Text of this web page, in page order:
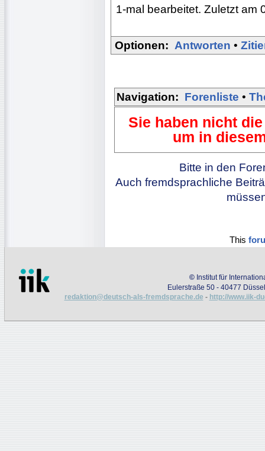
1-mal bearbeitet. Zuletzt am
Optionen: Antworten •
Navigation: Forenliste •
Sie haben nicht
um in
Bitte in den
Auch fremdsprachliche
This
© Institut für
Eulerstraße 50 - 40477
redaktion@deutsch-als-fremdsprache.de - http://www.iik-